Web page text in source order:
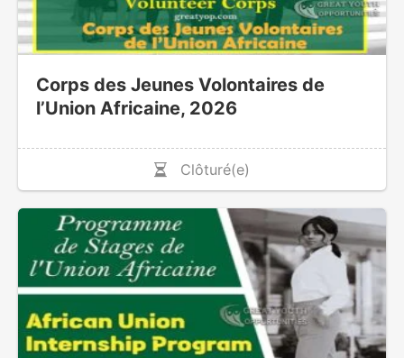
Corps des Jeunes Volontaires de
l’Union Africaine, 2026
Clôturé(e)